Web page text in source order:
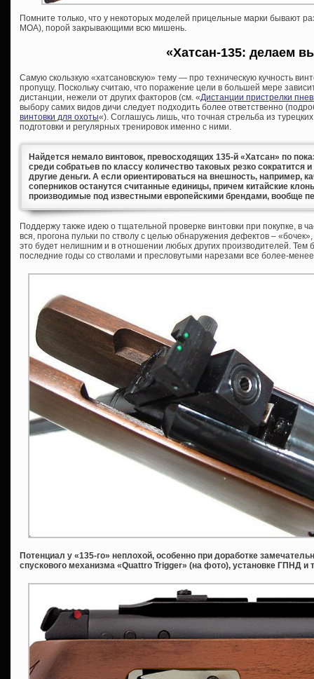
Помните только, что у некоторых моделей прицельные марки бывают
МОА), порой закрывающими всю мишень.
«Хатсан-135: делаем
Самую скользкую «хатсановскую» тему — про техническую кучность
пропущу. Поскольку считаю, что поражение цели в большей мере
дистанции, нежели от других факторов (см. «Дистанции пристрелки
выбору самих видов дичи следует подходить более ответственно
винтовки для охоты«). Соглашусь лишь, что точная стрельба из
подготовки и регулярных тренировок именно с ними.
Найдется немало винтовок, превосходящих 135-й «Хатсан» по
среди собратьев по классу количество таковых резко сократится
другие деньги. А если ориентироваться на внешность, например,
соперников останутся считанные единицы, причем китайские
производимые под известными европейскими брендами, вообще
Поддержу также идею о тщательной проверке винтовки при покупке, в
вся, прогона пульки по стволу с целью обнаружения дефектов –
это будет нелишним и в отношении любых других производителей. Тем
последние годы со стволами и пресловутыми нарезами все более-
Потенциал у «135-го» неплохой, особенно при доработке
спускового механизма «Quattro Trigger» (на фото), установке ГПНД и